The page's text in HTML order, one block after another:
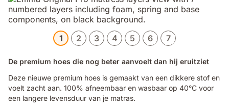
1 2 3 4 5 6 7
De premium hoes die nog beter aanvoelt dan hij eruitziet
Deze nieuwe premium hoes is gemaakt van een dikkere stof en
voelt zacht aan. 100% afneembaar en wasbaar op 40°C voor
een langere levensduur van je matras.